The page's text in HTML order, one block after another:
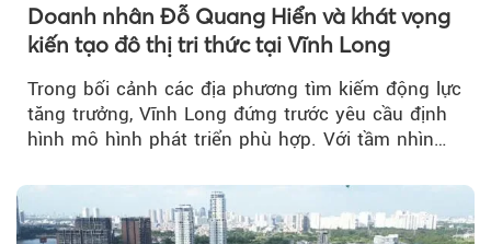
Doanh nhân Đỗ Quang Hiển và khát vọng
kiến tạo đô thị tri thức tại Vĩnh Long
Trong bối cảnh các địa phương tìm kiếm động lực
tăng trưởng, Vĩnh Long đứng trước yêu cầu định
hình mô hình phát triển phù hợp. Với tầm nhìn